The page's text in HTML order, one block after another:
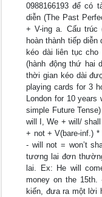
0988166193 để có
diễn (The Past
+ V-ing a. Cấu trúc
hoàn thành tiếp
kéo dài liên tục
(hành động thứ hai
thời gian kéo dài
playing cards for 3
London for 10
simple Future
will I, We + will/
+ not + V(bare-inf.)
- will not = won’t
tương lai đơn
lai. Ex: He will
money on the
kiến, đưa ra một lời